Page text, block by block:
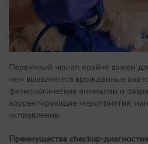
Первичный чек-ап крайне важен
нем выявляются врожденные
физиологические аномалии и
корректирующие мероприятия,
исправление.
Преимущества сheckup-